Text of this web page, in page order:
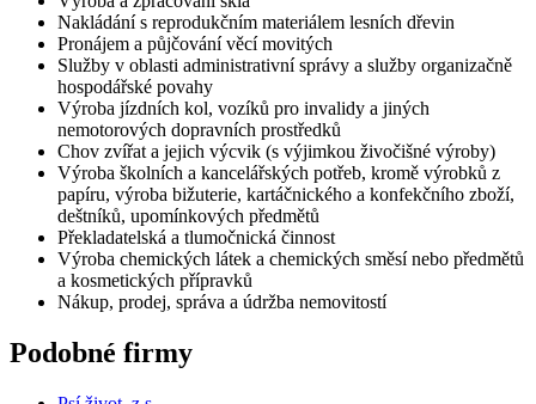
Nakládání s reprodukčním materiálem lesních dřevin
Pronájem a půjčování věcí movitých
Služby v oblasti administrativní správy a služby organizačně
hospodářské povahy
Výroba jízdních kol, vozíků pro invalidy a jiných
nemotorových dopravních prostředků
Chov zvířat a jejich výcvik (s výjimkou živočišné výroby)
Výroba školních a kancelářských potřeb, kromě výrobků z
papíru, výroba bižuterie, kartáčnického a konfekčního zboží,
deštníků, upomínkových předmětů
Překladatelská a tlumočnická činnost
Výroba chemických látek a chemických směsí nebo předmětů
a kosmetických přípravků
Nákup, prodej, správa a údržba nemovitostí
Podobné firmy